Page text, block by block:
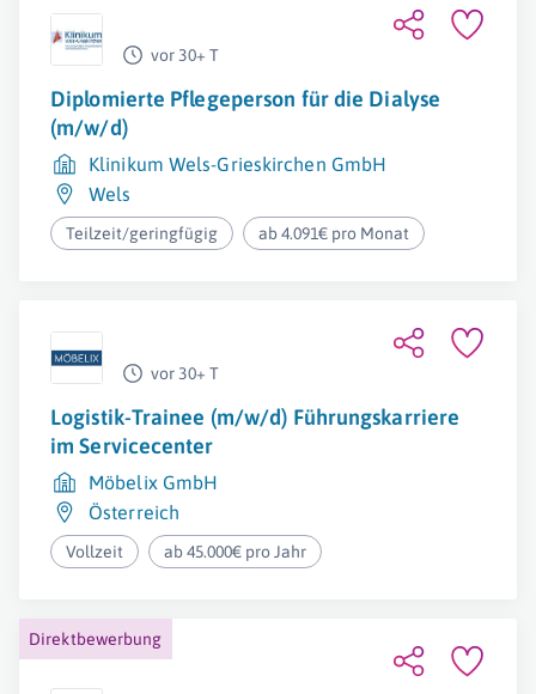
vor 30+ T
Diplomierte Pflegeperson für die Dialyse
(m/w/d)
Klinikum Wels-Grieskirchen GmbH
Wels
Teilzeit/geringfügig ab 4.091€ pro Monat
vor 30+ T
Logistik-Trainee (m/w/d) Führungskarriere
im Servicecenter
Möbelix GmbH
Österreich
Vollzeit ab 45.000€ pro Jahr
Direktbewerbung